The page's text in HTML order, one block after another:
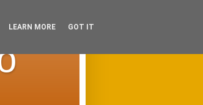
LEARN MORE GOT IT